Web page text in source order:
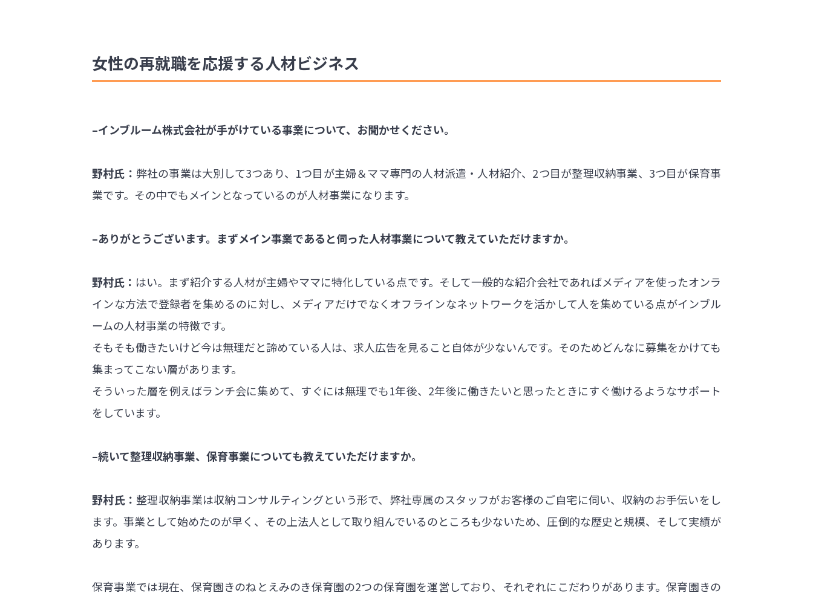
女性の再就職を応援する人材ビジネス
–インブルーム株式会社が手がけている事業について、お聞かせください。
野村氏： 弊社の事業は大別して3つあり、1つ目が主婦＆ママ専門の人材派遣・人材紹介、2つ目が整理収納事業、3つ目が保育事
業です。その中でもメインとなっているのが人材事業になります。
–ありがとうございます。まずメイン事業であると伺った人材事業について教えていただけますか。
野村氏： はい。まず紹介する人材が主婦やママに特化している点です。そして一般的な紹介会社であればメディアを使ったオンラ
インな方法で登録者を集めるのに対し、メディアだけでなくオフラインなネットワークを活かして人を集めている点がインブル
ームの人材事業の特徴です。
そもそも働きたいけど今は無理だと諦めている人は、求人広告を見ること自体が少ないんです。そのためどんなに募集をかけても
集まってこない層があります。
そういった層を例えばランチ会に集めて、すぐには無理でも1年後、2年後に働きたいと思ったときにすぐ働けるようなサポート
をしています。
–続いて整理収納事業、保育事業についても教えていただけますか。
野村氏： 整理収納事業は収納コンサルティングという形で、弊社専属のスタッフがお客様のご自宅に伺い、収納のお手伝いをし
ます。事業として始めたのが早く、その上法人として取り組んでいるのところも少ないため、圧倒的な歴史と規模、そして実績が
あります。
保育事業では現在、保育園きのねとえみのき保育園の2つの保育園を運営しており、それぞれにこだわりがあります。保育園きの